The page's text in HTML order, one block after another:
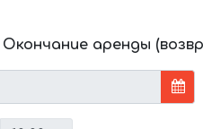
Окончание аренды